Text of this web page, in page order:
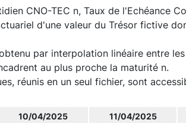
CNO-TEC n, Taux de l'Echéance
d'une valeur du Trésor fictive
par interpolation linéaire entre
au plus proche la maturité n.
réunis en un seul fichier, sont
10/04/2025 11/04/2025